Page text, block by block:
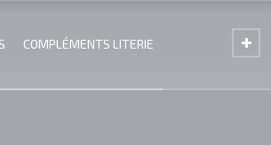
COMPLÉMENTS LITERIE